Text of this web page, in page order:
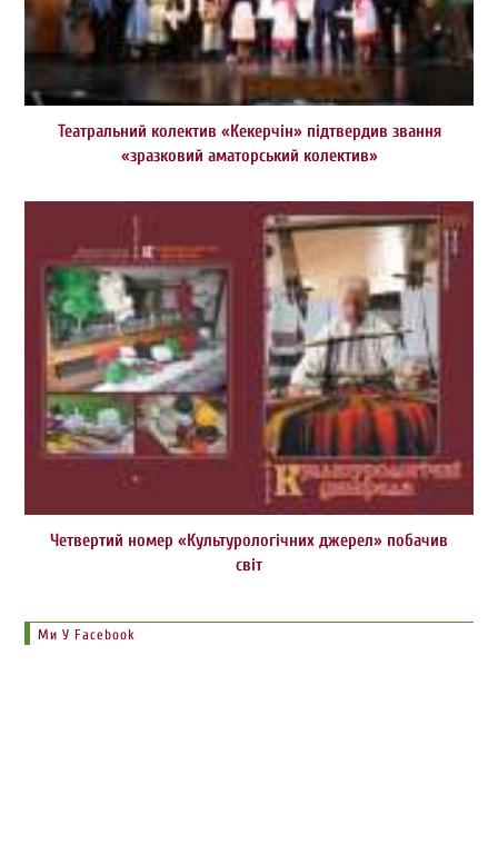
Театральний колектив «Кекерчін» підтвердив звання
«зразковий аматорський колектив»
Четвертий номер «Культурологічних джерел» побачив
світ
Ми У Facebook